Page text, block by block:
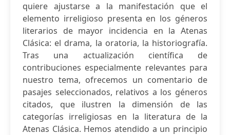
quiere ajustarse a la manifestación que el
elemento irreligioso presenta en los géneros
literarios de mayor incidencia en la Atenas
Clásica: el drama, la oratoria, la historiografía.
Tras una actualización científica de
contribuciones especialmente relevantes para
nuestro tema, ofrecemos un comentario de
pasajes seleccionados, relativos a los géneros
citados, que ilustren la dimensión de las
categorías irreligiosas en la literatura de la
Atenas Clásica. Hemos atendido a un principio